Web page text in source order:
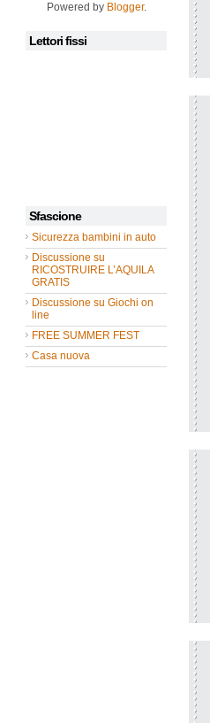
Powered by Blogger.
Lettori fissi
Sfascione
Sicurezza bambini in auto
Discussione su
RICOSTRUIRE L’AQUILA
GRATIS
Discussione su Giochi on
line
FREE SUMMER FEST
Casa nuova